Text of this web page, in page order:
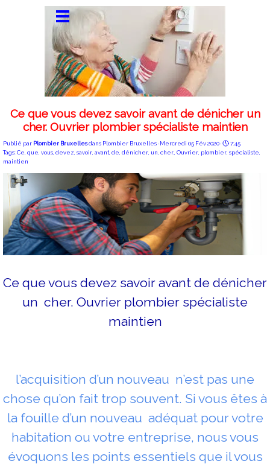
Ce que vous devez savoir avant de dénicher un
cher. Ouvrier plombier spécialiste maintien
Publié par Plombier Bruxellesdans Plombier Bruxelles· Mercredi 05 Fév 2020 ·
7:45
Tags:Ce que vous devez savoir avant de dénicher un cher. Ouvrier plombier spécialiste
maintien
Ce que vous devez savoir avant de dénicher
un cher. Ouvrier plombier spécialiste
maintien
l’acquisition d’un nouveau n’est pas une
chose qu’on fait trop souvent. Si vous êtes à
la fouille d’un nouveau adéquat pour votre
habitation ou votre entreprise, nous vous
évoquons les points essentiels que il vous